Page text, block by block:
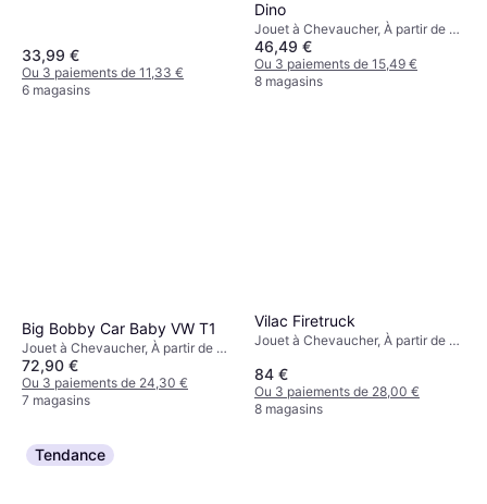
33,99 €
Ou 3 paiements de 11,33 €
6 magasins
Dino
Jouet à Chevaucher, À partir de 2
ans
46,49 €
Ou 3 paiements de 15,49 €
8 magasins
Big Bobby Car Baby VW T1
Jouet à Chevaucher, À partir de 2
ans
72,90 €
Ou 3 paiements de 24,30 €
7 magasins
Vilac Firetruck
Jouet à Chevaucher, À partir de 1
84 €
Ou 3 paiements de 28,00 €
8 magasins
Tendance